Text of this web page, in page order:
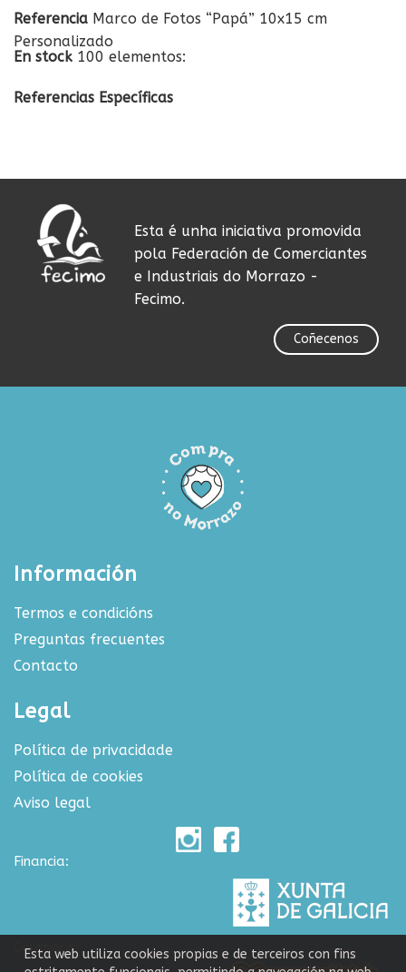
Referencia Marco de Fotos “Papá” 10x15 cm
Personalizado
En stock 100 elementos:
Referencias Específicas
Esta é unha iniciativa promovida
pola Federación de Comerciantes
e Industriais do Morrazo -
Fecimo.
Coñecenos
Información
Termos e condicións
Preguntas frecuentes
Contacto
Legal
Política de privacidade
Política de cookies
Aviso legal
Financia:
Colabora:
Esta web utiliza cookies propias e de terceiros con fins